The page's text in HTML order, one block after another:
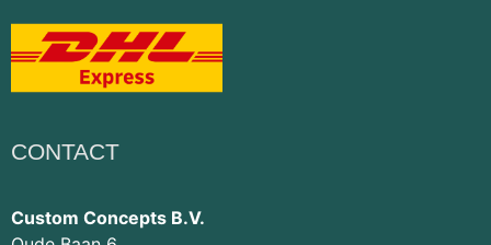
CONTACT
Custom Concepts B.V.